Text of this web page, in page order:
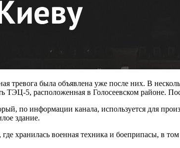
тревога была объявлена уже после них. В
ТЭЦ-5, расположенная в Голосеевском районе.
по информации канала, используется для
здание.
хранилась военная техника и боеприпасы, в